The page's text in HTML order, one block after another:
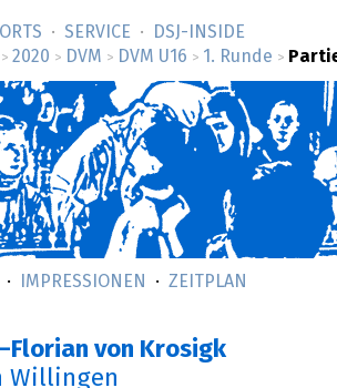
SERVICE
DSJ-­INSIDE
> 2020 > DVM > DVM U16 > 1. Runde >
IMPRESSIONEN ZEITPLAN
von Krosigk
Willingen